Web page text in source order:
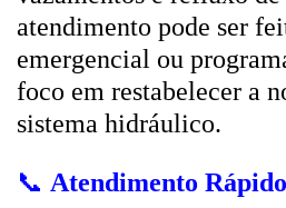
atendimento pode ser
emergencial ou
foco em restabelecer a
sistema hidráulico.
📞 Atendimento